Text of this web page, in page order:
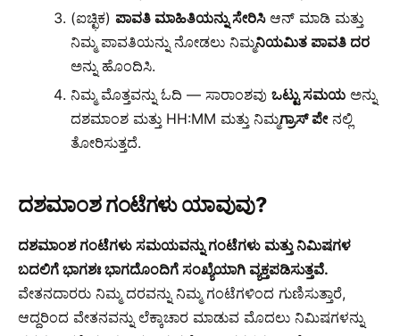
(ಐಚ್ಛಿಕ) ಪಾವತಿ ಮಾಹಿತಿಯನ್ನು ಸೇರಿಸಿಆನ್ ಮಾಡಿ ಮತ್ತು
ನಿಮ್ಮ ಪಾವತಿಯನ್ನು ನೋಡಲು ನಿಮ್ಮನಿಯಮಿತ ಪಾವತಿ ದರ
ಅನ್ನು ಹೊಂದಿಸಿ.
ನಿಮ್ಮ ಮೊತ್ತವನ್ನು ಓದಿ — ಸಾರಾಂಶವುಒಟ್ಟು ಸಮಯ ಅನ್ನು
ದಶಮಾಂಶ ಮತ್ತು HH:MM ಮತ್ತು ನಿಮ್ಮಗ್ರಾಸ್ ಪೇನಲ್ಲಿ
ತೋರಿಸುತ್ತದೆ.
ದಶಮಾಂಶ ಗಂಟೆಗಳು ಯಾವುವು?
ದಶಮಾಂಶ ಗಂಟೆಗಳು ಸಮಯವನ್ನು ಗಂಟೆಗಳು ಮತ್ತು ನಿಮಿಷಗಳ
ಬದಲಿಗೆ ಭಾಗಶಃ ಭಾಗದೊಂದಿಗೆ ಸಂಖ್ಯೆಯಾಗಿ ವ್ಯಕ್ತಪಡಿಸುತ್ತವೆ.
ವೇತನದಾರರು ನಿಮ್ಮ ದರವನ್ನು ನಿಮ್ಮ ಗಂಟೆಗಳಿಂದ ಗುಣಿಸುತ್ತಾರೆ,
ಆದ್ದರಿಂದ ವೇತನವನ್ನು ಲೆಕ್ಕಾಚಾರ ಮಾಡುವ ಮೊದಲು ನಿಮಿಷಗಳನ್ನು